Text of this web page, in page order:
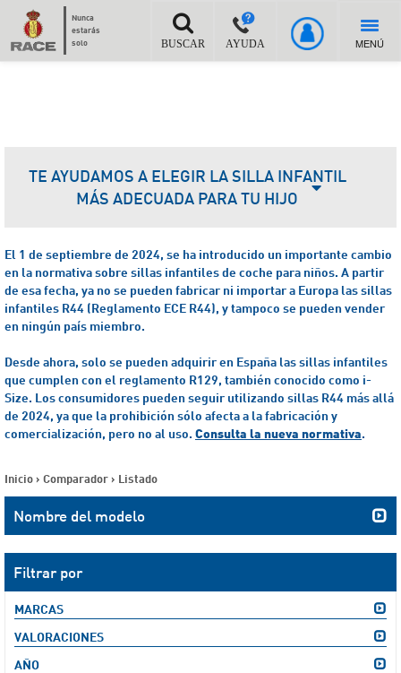
Nunca
estarás
solo
BUSCAR AYUDA MENÚ
TE AYUDAMOS A ELEGIR LA SILLA INFANTIL
MÁS ADECUADA PARA TU HIJO
El 1 de septiembre de 2024, se ha introducido un importante cambio
en la normativa sobre sillas infantiles de coche para niños. A partir
de esa fecha, ya no se pueden fabricar ni importar a Europa las sillas
infantiles R44 (Reglamento ECE R44), y tampoco se pueden vender
en ningún país miembro.
Desde ahora, solo se pueden adquirir en España las sillas infantiles
que cumplen con el reglamento R129, también conocido como i-
Size. Los consumidores pueden seguir utilizando sillas R44 más allá
de 2024, ya que la prohibición sólo afecta a la fabricación y
comercialización, pero no al uso. Consulta la nueva normativa.
Inicio > Comparador > Listado
Nombre del modelo
Filtrar por
MARCAS
VALORACIONES
AÑO